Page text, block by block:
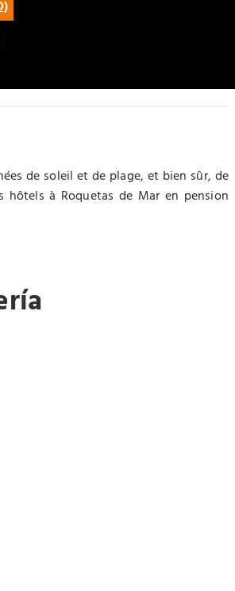
de soleil et de plage, et bien sûr, de
à Roquetas de Mar en pension